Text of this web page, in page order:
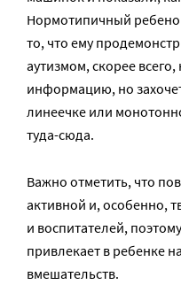
Нормотипичный
то, что ему
аутизмом, скорее всего,
информацию, но
линеечке или
туда-сюда.
Важно отметить, что
активной и, особенно,
и воспитателей,
привлекает в ребенке
вмешательств.